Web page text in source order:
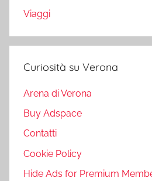
Viaggi
Curiosità su Verona
Arena di Verona
Buy Adspace
Contatti
Cookie Policy
Hide Ads for Premium